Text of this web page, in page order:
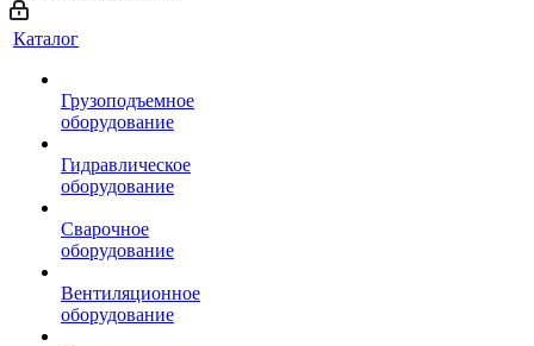
Каталог
Грузоподъемное
оборудование
Гидравлическое
оборудование
Сварочное
оборудование
Вентиляционное
оборудование